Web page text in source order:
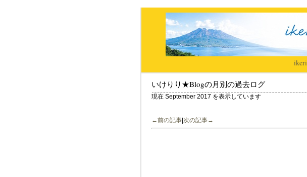
いけりり★Blogの月別の過去ログ
現在 September 2017 を表示しています
←前の記事 次の記事→